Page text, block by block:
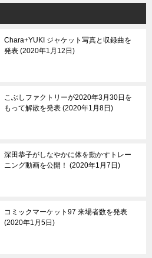
Chara+YUKI ジャケット写真と収録曲を
発表 2020年1月12日
こぶしファクトリーが2020年3月30日を
もって解散を発表 2020年1月8日
深田恭子がしなやかに体を動かすトレー
ニング動画を公開！
2020年1月7日
コミックマーケット97 来場者数を発表
2020年1月5日